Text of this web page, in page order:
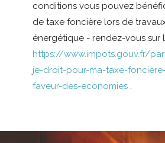
conditions vous pouvez
de taxe foncière lors de
énergétique - rendez-vous sur
https://www.impots.gouv.fr/
je-droit-pour-ma-taxe-
faveur-des-economies .